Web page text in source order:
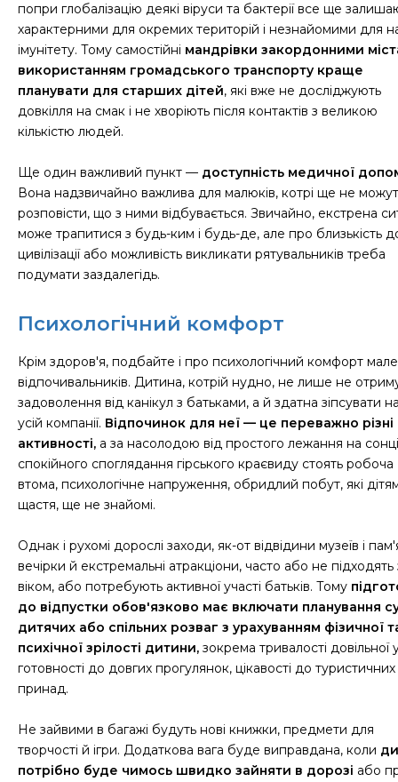
попри глобалізацію деякі віруси та бактерії все ще
характерними для окремих територій і незнайомими для
імунітету. Тому самостійні мандрівки закордонними
використанням громадського транспорту краще
планувати для старших дітей, які вже не досліджують
довкілля на смак і не хворіють після контактів з великою
кількістю людей.
Ще один важливий пункт — доступність медичної
Вона надзвичайно важлива для малюків, котрі ще не
розповісти, що з ними відбувається. Звичайно, екстрена
може трапитися з будь-ким і будь-де, але про близькість
цивілізації або можливість викликати рятувальників треба
подумати заздалегідь.
Психологічний комфорт
Крім здоров'я, подбайте і про психологічний комфорт
відпочивальників. Дитина, котрій нудно, не лише не
задоволення від канікул з батьками, а й здатна зіпсувати
усій компанії. Відпочинок для неї — це переважно
активності, а за насолодою від простого лежання на
спокійного споглядання гірського краєвиду стоять робоча
втома, психологічне напруження, обридлий побут, які
щастя, ще не знайомі.
Однак і рухомі дорослі заходи, як-от відвідини музеїв і
вечірки й екстремальні атракціони, часто або не підходять
віком, або потребують активної участі батьків. Тому
до відпустки обов'язково має включати планування
дитячих або спільних розваг з урахуванням фізичної
психічної зрілості дитини, зокрема тривалості довільної
готовності до довгих прогулянок, цікавості до туристичних
принад.
Не зайвими в багажі будуть нові книжки, предмети для
творчості й ігри. Додаткова вага буде виправдана, коли
потрібно буде чимось швидко зайняти в дорозі або